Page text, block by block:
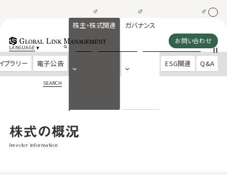
LANGUAGE
SEARCH
お問い合わせ
ブラリー 電子公告
株主・株式関連 ガバナンス
ESG関連 Q&A
株式の概況
Investor information